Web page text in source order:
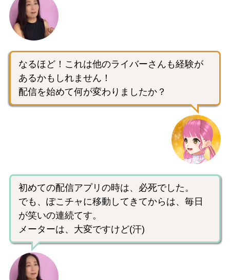
なるほど！これは他のライバーさんも経験が
あるかもしれません！
配信を始めて何が変わりましたか？
初めての配信アプリの時は、必死でした。
でも、ぽこチャに移動してきてからは、毎日
が笑いの連続てす。
メーターは、大変ですけど(汗)